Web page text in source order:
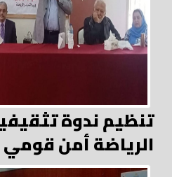
تنظيم ندوة
الرياضة أمن قومي